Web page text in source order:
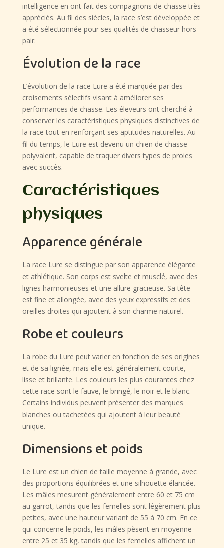
intelligence en ont fait des compagnons de chasse très
appréciés. Au fil des siècles, la race s’est développée et
a été sélectionnée pour ses qualités de chasseur hors
pair.
Évolution de la race
L’évolution de la race Lure a été marquée par des
croisements sélectifs visant à améliorer ses
performances de chasse. Les éleveurs ont cherché à
conserver les caractéristiques physiques distinctives de
la race tout en renforçant ses aptitudes naturelles. Au
fil du temps, le Lure est devenu un chien de chasse
polyvalent, capable de traquer divers types de proies
avec succès.
Caractéristiques
physiques
Apparence générale
La race Lure se distingue par son apparence élégante
et athlétique. Son corps est svelte et musclé, avec des
lignes harmonieuses et une allure gracieuse. Sa tête
est fine et allongée, avec des yeux expressifs et des
oreilles droites qui ajoutent à son charme naturel.
Robe et couleurs
La robe du Lure peut varier en fonction de ses origines
et de sa lignée, mais elle est généralement courte,
lisse et brillante. Les couleurs les plus courantes chez
cette race sont le fauve, le bringé, le noir et le blanc.
Certains individus peuvent présenter des marques
blanches ou tachetées qui ajoutent à leur beauté
unique.
Dimensions et poids
Le Lure est un chien de taille moyenne à grande, avec
des proportions équilibrées et une silhouette élancée.
Les mâles mesurent généralement entre 60 et 75 cm
au garrot, tandis que les femelles sont légèrement plus
petites, avec une hauteur variant de 55 à 70 cm. En ce
qui concerne le poids, les mâles pèsent en moyenne
entre 25 et 35 kg, tandis que les femelles affichent un